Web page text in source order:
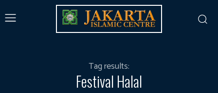
Tag results:
Festival Halal